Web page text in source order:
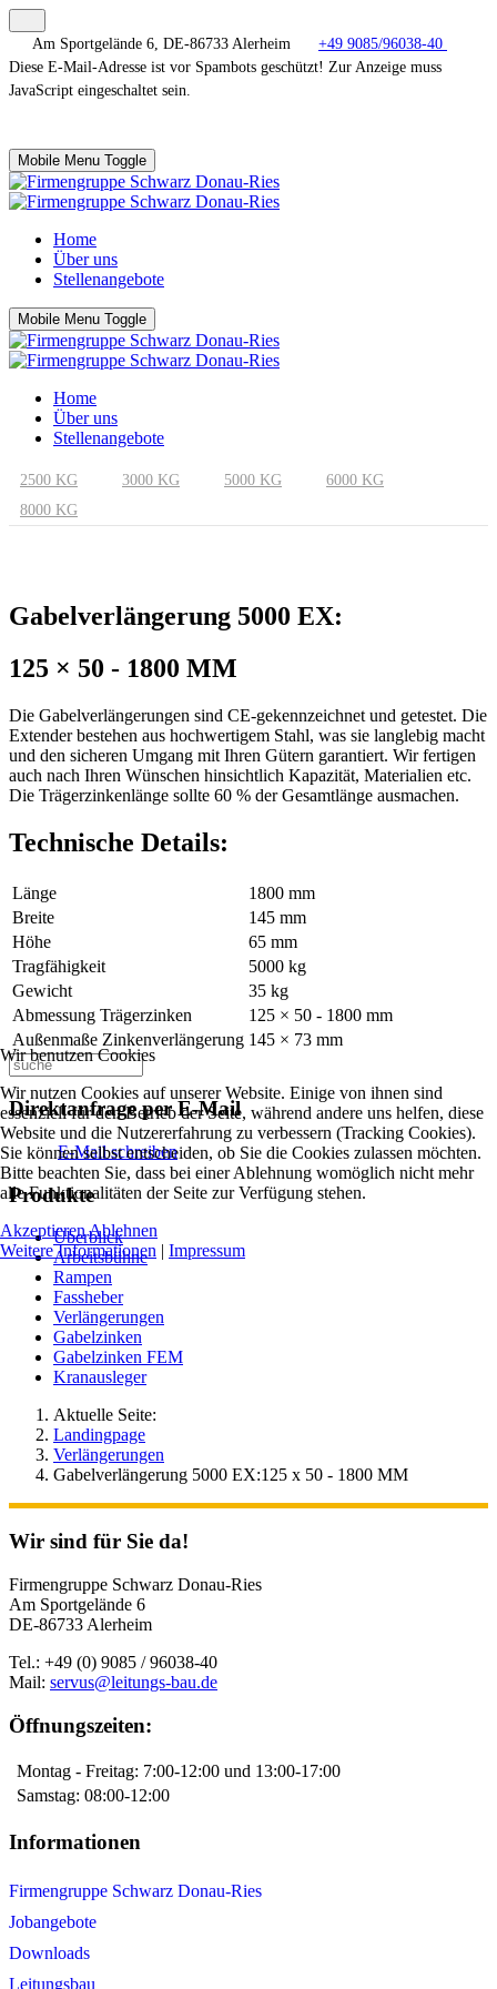
Am Sportgelände 6, DE-86733 Alerheim
+49 9085/96038-40
Diese E-Mail-Adresse ist vor Spambots geschützt! Zur Anzeige muss
JavaScript eingeschaltet sein.
Mobile Menu Toggle
Home
Über uns
Stellenangebote
Mobile Menu Toggle
Home
Über uns
Stellenangebote
2500 KG 3000 KG 5000 KG
6000 KG
8000 KG
Gabelverlängerung 5000 EX:
125 × 50 - 1800 MM
Die Gabelverlängerungen sind CE-gekennzeichnet und getestet. Die
Extender bestehen aus hochwertigem Stahl, was sie langlebig macht
und den sicheren Umgang mit Ihren Gütern garantiert. Wir fertigen
auch nach Ihren Wünschen hinsichtlich Kapazität, Materialien etc.
Die Trägerzinkenlänge sollte 60 % der Gesamtlänge ausmachen.
Technische Details:
Länge
1800 mm
Breite
145 mm
Höhe
65 mm
Tragfähigkeit
5000 kg
Gewicht
35 kg
Abmessung Trägerzinken
125 × 50 - 1800 mm
Außenmaße Zinkenverlängerung 145 × 73 mm
Direktanfrage per E-Mail
E-Mail schreiben
Produkte
Überblick
Arbeitsbühne
Rampen
Fassheber
Verlängerungen
Gabelzinken
Gabelzinken FEM
Kranausleger
Aktuelle Seite:
Landingpage
Verlängerungen
Gabelverlängerung 5000 EX:125 x 50 - 1800 MM
Wir sind für Sie da!
Firmengruppe Schwarz Donau-Ries
Am Sportgelände 6
DE-86733 Alerheim
Tel.: +49 (0) 9085 / 96038-40
Mail: servus@leitungs-bau.de
Öffnungszeiten:
Montag - Freitag: 7:00-12:00 und 13:00-17:00
Samstag: 08:00-12:00
Informationen
Firmengruppe Schwarz Donau-Ries
Jobangebote
Downloads
Leitungsbau
Wir benutzen Cookies
Wir nutzen Cookies auf unserer Website. Einige von ihnen sind
essenziell für den Betrieb der Seite, während andere uns helfen, diese
Website und die Nutzererfahrung zu verbessern (Tracking Cookies).
Sie können selbst entscheiden, ob Sie die Cookies zulassen möchten.
Bitte beachten Sie, dass bei einer Ablehnung womöglich nicht mehr
alle Funktionalitäten der Seite zur Verfügung stehen.
AkzeptierenAblehnen
Weitere Informationen | Impressum